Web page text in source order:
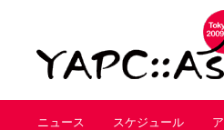
ニュース スケジュール